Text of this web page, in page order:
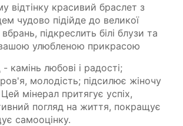
відтінку красивий браслет з
чудово підійде до великої
вбрань, підкреслить білі блузи та
вашою улюбленою прикрасою
камінь любові і радості;
молодість; підсилює жіночу
мінерал притягує успіх,
погляд на життя, покращує
самооцінку.